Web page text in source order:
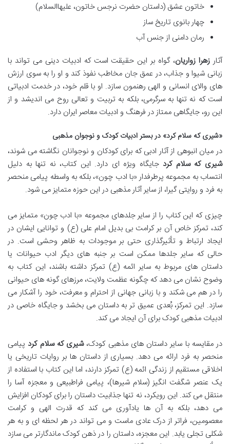
خاتون عشق (داستان حضرت نرجس خاتون، علیهاالسلام)
چهار بانوی تاریخ ساز
رمان دامنی از جنس آب
آثار زهرا زواریان، گواه بر این حقیقت است که ادبیات دینی می تواند با
زبانی شیوا و جذاب، در عمق جان مخاطب نفوذ کند و او را به سوی ارزش
های والای انسانی و الهی رهنمون سازد. او با قلم خود، در خدمت ادبیاتی
است که نه تنها به سرگرمی، بلکه به تربیت و تعالی روح می اندیشد و از
این رو، جایگاهی ممتاز در فرهنگ و ادبیات معاصر ایران دارد.
«شیری که سلام کرد» در بستر ادبیات کودک و نوجوان مذهبی
در میان انبوهی از آثار ادبی که برای کودکان و نوجوانان نگاشته می شوند،
شیری که سلام کرد جایگاه ویژه ای دارد. این کتاب، نه تنها به دلیل
انتساب به مجموعه پرطرفدار «با ادب چون»، بلکه به واسطه پیامی منحصر
به فرد و روایتی گیرا، از سایر آثار مذهبی در این حوزه متمایز می شود.
چیزی که این کتاب را از سایر جلدهای مجموعه «با ادب چون» متمایز می
کند، تمرکز خاص آن بر کرامت بی بدیل امام علی (ع) و توانایی ایشان در
ایجاد ارتباط و تأثیرگذاری حتی بر موجودات به ظاهر وحشی است. در
حالی که سایر جلدها ممکن است بر جنبه های دیگر ادب حیوانات یا
داستان های مربوط به سایر ائمه (ع) تمرکز داشته باشند، این کتاب به
وضوح نشان می دهد که چگونه عظمت ولایت، مرزهای گونه های حیوانی
را در هم می شکند و با زبانی جهانی از احترام و معرفت، خود را آشکار می
سازد. این تمرکز، بُعدی عمیق تر به داستان می بخشد و جایگاه خاصی در
ادبیات مذهبی کودک برای آن ایجاد می کند.
در مقایسه با سایر داستان های مذهبی کودک،شیری که سلام کرد پیامی
منحصر به فرد ارائه می دهد. بسیاری از داستان ها بر روایات تاریخی یا
اخلاقی مستقیم از زندگی ائمه (ع) تمرکز دارند، اما این کتاب با استفاده از
یک عنصر شگفت انگیز (سلام شیرها)، پیامی فراطبیعی و معجزه آسا را
منتقل می کند. این رویکرد، نه تنها جذابیت داستان را برای کودکان افزایش
می دهد، بلکه به آن ها یادآوری می کند که قدرت الهی و کرامت
معصومین، فراتر از درک عادی ماست و می تواند در هر لحظه ای و به هر
شکلی تجلی یابد. این معجزه، داستان را در ذهن کودک ماندگارتر می سازد